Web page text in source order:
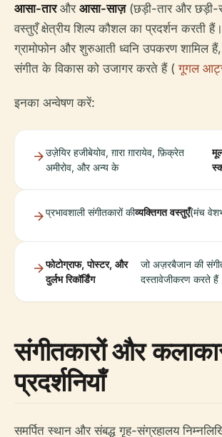
आसा-तारऔर आसा-साज़(छड़ी-तार और छड़ी-
वस्तुएँ क्षेत्रीय शिल्प कौशल का प्रदर्शन करती हैं।
ग्रामोफोन और शुरुआती ध्वनि उपकरण शामिल
संगीत के विकास को उजागर करते हैं (गूगल
इनका अन्वेषण करें:
उज़ेयिर हजीबेयोव, ग़ारा ग़ारायेव, फ़िक्रेत
अमीरोव, और अन्य के
प्रभावशाली संगीतकारों कीव्यक्तिगत वस्तुएँ(मंच
फोटोग्राफ, पोस्टर, और
दुर्लभ रिकॉर्डिंग
जो अज़रबैजान की
दस्तावेजीकरण करते
संगीतकारों और
प्रदर्शनियाँ
समर्पित स्थान और संबद्ध गृह-संग्रहालय